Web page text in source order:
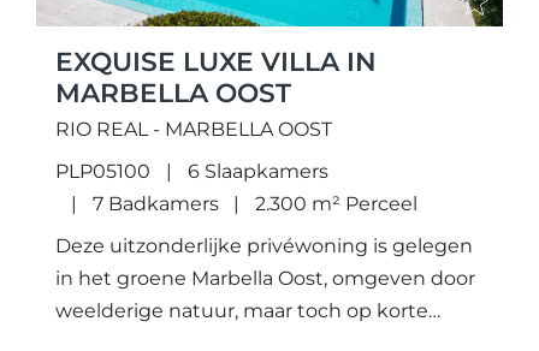
EXQUISE LUXE VILLA IN
MARBELLA OOST
RIO REAL - MARBELLA OOST
PLP05100
6 Slaapkamers
7 Badkamers
2.300 m² Perceel
Deze uitzonderlijke privéwoning is gelegen
in het groene Marbella Oost, omgeven door
weelderige natuur, maar toch op korte